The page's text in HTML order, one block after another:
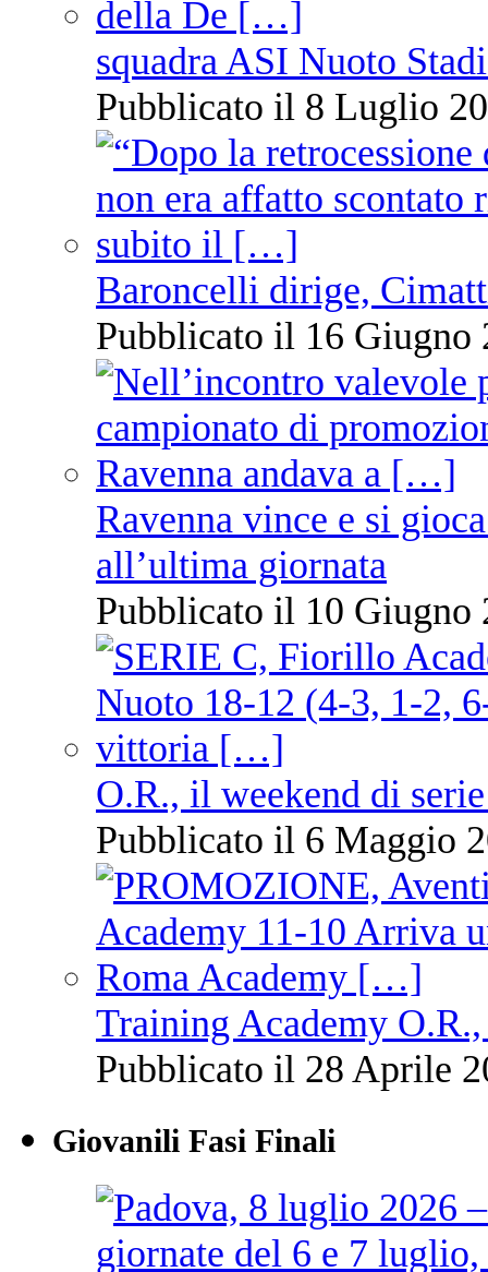
squadra ASI Nuoto
Pubblicato il 8 Luglio
Baroncelli dirige,
Pubblicato il 16 Giugno
Ravenna vince e si
all’ultima giornata
Pubblicato il 10 Giugno
O.R., il weekend di
Pubblicato il 6 Maggio
Training Academy
Pubblicato il 28 Aprile
Giovanili Fasi Finali